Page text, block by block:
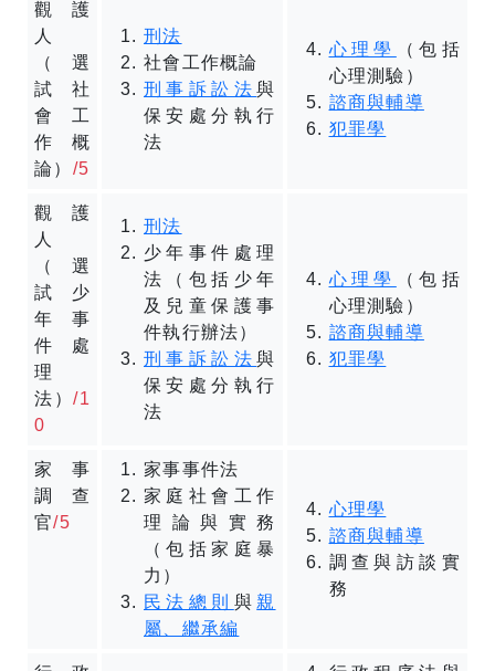
觀護
人
（選
試社
會工
作概
論） /5
刑法
社會工作概論
刑事訴訟法與
保安處分執行
法
心理學
（包括
心理測驗）
諮商與輔導
犯罪學
觀護
人
（選
試少
年事
件處
理
法）/1
0
刑法
少年事件處理
法（包括少年
及兒童保護事
件執行辦法）
刑事訴訟法與
保安處分執行
法
心理學
（包括
心理測驗）
諮商與輔導
犯罪學
家事
調查
官/5
家事事件法
家庭社會工作
理論與實務
（包括家庭暴
力）
民法總則 與 親
屬、繼承編
心理學
諮商與輔導
調查與訪談實
務